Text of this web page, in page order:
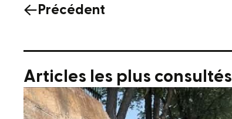
Précédent
Articles les plus consultés